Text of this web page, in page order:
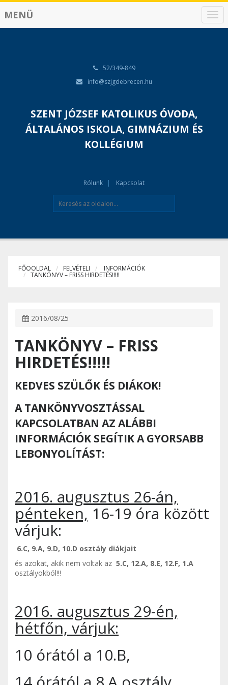
N
a
MENÜ
52/349-849
info@szjgdebrecen.hu
SZENT JÓZSEF KATOLIKUS ÓVODA,
ÁLTALÁNOS ISKOLA, GIMNÁZIUM ÉS
KOLLÉGIUM
Rólunk Kapcsolat
FŐOOLDAL FELVÉTELI INFORMÁCIÓK
TANKÖNYV – FRISS HIRDETÉS!!!!!
2016/08/25
TANKÖNYV – FRISS
HIRDETÉS!!!!!
KEDVES SZÜLŐK ÉS DIÁKOK!
A TANKÖNYVOSZTÁSSAL
KAPCSOLATBAN AZ ALÁBBI
INFORMÁCIÓK SEGÍTIK A GYORSABB
LEBONYOLÍTÁST:
2016. augusztus 26-án,
pénteken, 16-19 óra között
várjuk:
6.C, 9.A, 9.D, 10.D osztály diákjait
és azokat, akik nem voltak az 5.C, 12.A, 8.E, 12.F, 1.A
osztályokból!!!
2016. augusztus 29-én,
hétfőn, várjuk:
10 órától a 10.B,